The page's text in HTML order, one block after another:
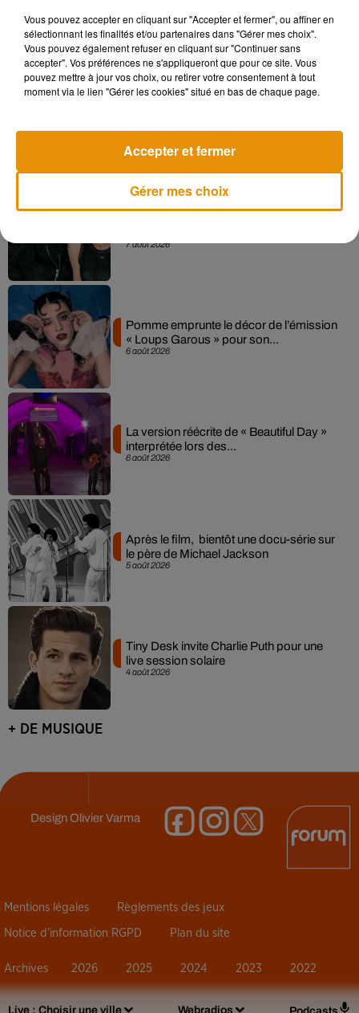
Live : Choisir une ville Webradios
Musique
7 août 2026
6 août 2026
Pomme emprunte le décor de l’émission
« Loups Garous » pour son...
6 août 2026
La version réécrite de « Beautiful Day »
interprétée lors des...
5 août 2026
Après le film, bientôt une docu-série sur
le père de Michael Jackson
4 août 2026
Tiny Desk invite Charlie Puth pour une
live session solaire
+ DE MUSIQUE
DesignOlivier Varma
Mentions légales Règlements des jeux
Notice d’information RGPD Plan du site
Archives 2026 2025 2024 2023 2022
Vous pouvez accepter en cliquant sur "Accepter et fermer", ou affiner en
sélectionnant les finalités et/ou partenaires dans "Gérer mes choix".
Vous pouvez également refuser en cliquant sur "Continuer sans
accepter". Vos préférences ne s'appliqueront que pour ce site. Vous
pouvez mettre à jour vos choix, ou retirer votre consentement à tout
moment via le lien "Gérer les cookies" situé en bas de chaque page.
Gérer mes choix
Accepter et fermer